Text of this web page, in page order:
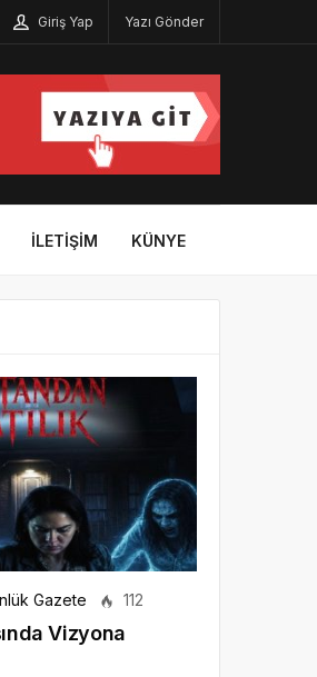
Giriş Yap Yazı Gönder
İLETIŞIM KÜNYE
Gazete 112
Vizyona